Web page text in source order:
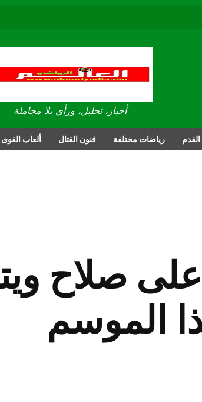
العالم
أخبار، تحليل، ورأي بلا مجاملة
رياضات مختلفة فنون القتال ألعاب القوى
صلاح
الموسم